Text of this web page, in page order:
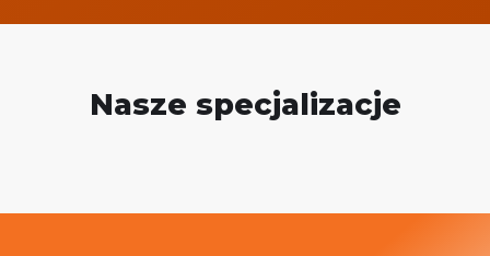
Nasze specjalizacje